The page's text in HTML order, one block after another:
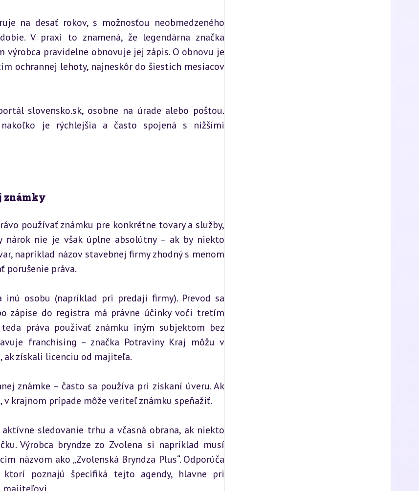
na desať rokov, s možnosťou neobmedzeného
V praxi to znamená, že legendárna značka
výrobca pravidelne obnovuje jej zápis. O obnovu je
ochrannej lehoty, najneskôr do šiestich mesiacov
slovensko.sk, osobne na úrade alebo poštou.
je rýchlejšia a často spojená s nižšími
známky
používať známku pre konkrétne tovary a služby,
nárok nie je však úplne absolútny – ak by niekto
napríklad názov stavebnej firmy zhodný s menom
porušenie práva.
osobu (napríklad pri predaji firmy). Prevod sa
zápise do registra má právne účinky voči tretím
práva používať známku iným subjektom bez
franchising – značka Potraviny Kraj môžu v
ak získali licenciu od majiteľa.
známke – často sa používa pri získaní úveru. Ak
krajnom prípade môže veriteľ známku speňažiť.
sledovanie trhu a včasná obrana, ak niekto
Výrobca bryndze zo Zvolena si napríklad musí
názvom ako „Zvolenská Bryndza Plus“. Odporúča
poznajú špecifiká tejto agendy, hlavne pri